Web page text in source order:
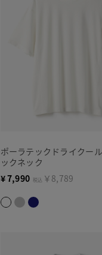
ポーラテックドライクー
ックネック
¥7,990 税込 ￥8,789